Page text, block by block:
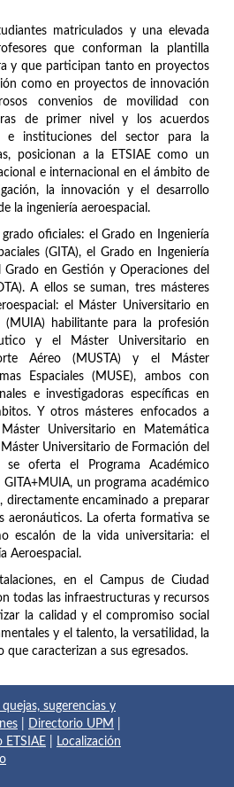
matriculados y una elevada
que conforman la plantilla
y que participan tanto en proyectos
como en proyectos de innovación
convenios de movilidad con
de primer nivel y los acuerdos
e instituciones del sector para la
posicionan a la ETSIAE como un
e internacional en el ámbito de
la innovación y el desarrollo
la ingeniería aeroespacial.
oficiales: el Grado en Ingeniería
(GITA), el Grado en Ingeniería
Grado en Gestión y Operaciones del
A ellos se suman, tres másteres
el Máster Universitario en
(MUIA) habilitante para la profesión
y el Máster Universitario en
Aéreo (MUSTA) y el Máster
Espaciales (MUSE), ambos con
e investigadoras específicas en
Y otros másteres enfocados a
Universitario en Matemática
Universitario de Formación del
se oferta el Programa Académico
GITA+MUIA, un programa académico
directamente encaminado a preparar
aeronáuticos. La oferta formativa se
escalón de la vida universitaria: el
Aeroespacial.
en el Campus de Ciudad
todas las infraestructuras y recursos
la calidad y el compromiso social
y el talento, la versatilidad, la
que caracterizan a sus egresados.
sugerencias y
Directorio UPM
ETSIAE
Localización